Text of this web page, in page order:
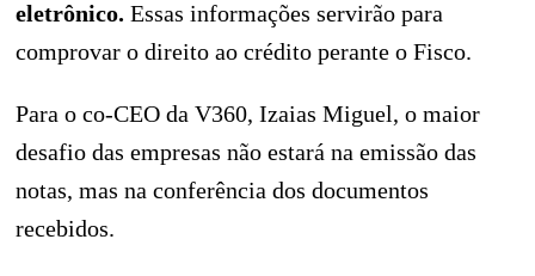
eletrônico. Essas informações servirão para
comprovar o direito ao crédito perante o Fisco.
Para o co-CEO da V360, Izaias Miguel, o maior
desafio das empresas não estará na emissão das
notas, mas na conferência dos documentos
recebidos.